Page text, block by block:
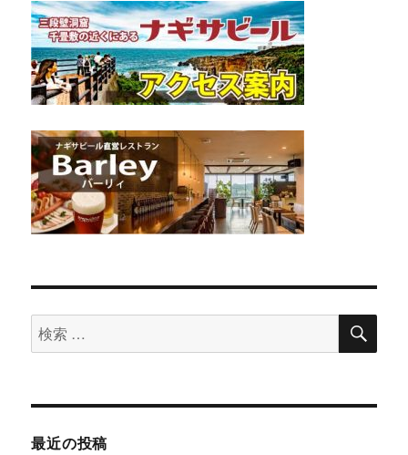
検
索
象:
検
最近の投稿